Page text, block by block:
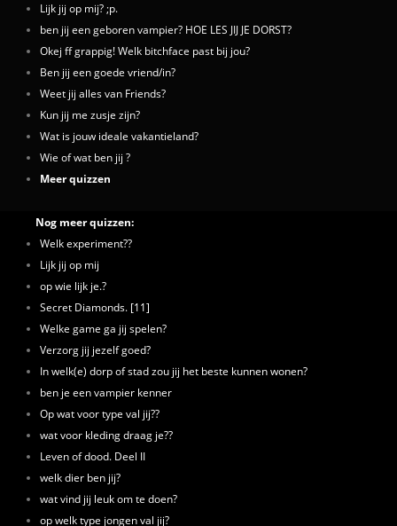
Lijk jij op mij? ;p.
ben jij een geboren vampier? HOE LES JIJ JE DORST?
Okej ff grappig! Welk bitchface past bij jou?
Ben jij een goede vriend/in?
Weet jij alles van Friends?
Kun jij me zusje zijn?
Wat is jouw ideale vakantieland?
Wie of wat ben jij ?
Meer quizzen
Nog meer quizzen:
Welk experiment??
Lijk jij op mij
op wie lijk je.?
Secret Diamonds. [11]
Welke game ga jij spelen?
Verzorg jij jezelf goed?
In welk(e) dorp of stad zou jij het beste kunnen wonen?
ben je een vampier kenner
Op wat voor type val jij??
wat voor kleding draag je??
Leven of dood. Deel II
welk dier ben jij?
wat vind jij leuk om te doen?
op welk type jongen val jij?